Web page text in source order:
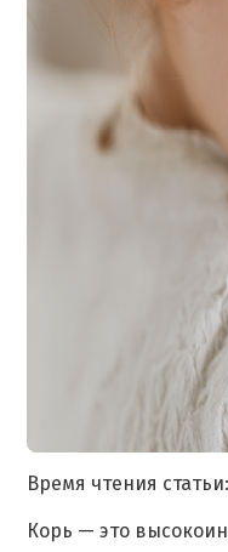
Время чтения
Корь — это